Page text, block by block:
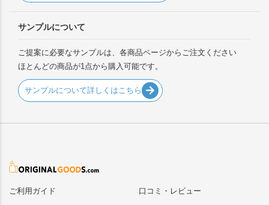
サンプルについて
ご提案に必要なサンプルは、各商品ページからご注文ください
ほとんどの商品が1点から購入可能です。
サンプルについて詳しくはこちら
ご利用ガイド
口コミ・レビュー